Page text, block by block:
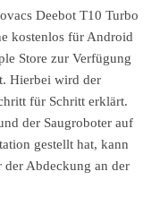
Deebot T10 Turbo
kostenlos für Android
Store zur Verfügung
Hierbei wird der
für Schritt erklärt.
der Saugroboter auf
gestellt hat, kann
der Abdeckung an der